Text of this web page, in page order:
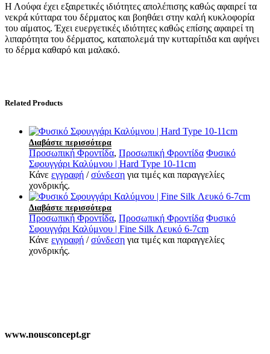
Η Λούφα έχει εξαιρετικές ιδιότητες απολέπισης καθώς αφαιρεί τα
νεκρά κύτταρα του δέρματος και βοηθάει στην καλή κυκλοφορία
του αίματος. Έχει ευεργετικές ιδιότητες καθώς επίσης αφαιρεί τη
λιπαρότητα του δέρματος, καταπολεμά την κυτταρίτιδα και αφήνει
το δέρμα καθαρό και μαλακό.
Related Products
Διαβάστε περισσότερα
Προσωπική Φροντίδα, Προσωπική Φροντίδα Φυσικό
Σφουγγάρι Καλύμνου | Hard Type 10-11cm
Κάνε εγγραφή /σύνδεση για τιμές και παραγγελίες
χονδρικής.
Διαβάστε περισσότερα
Προσωπική Φροντίδα, Προσωπική Φροντίδα Φυσικό
Σφουγγάρι Καλύμνου | Fine Silk Λευκό 6-7cm
Κάνε εγγραφή /σύνδεση για τιμές και παραγγελίες
χονδρικής.
www.nousconcept.gr